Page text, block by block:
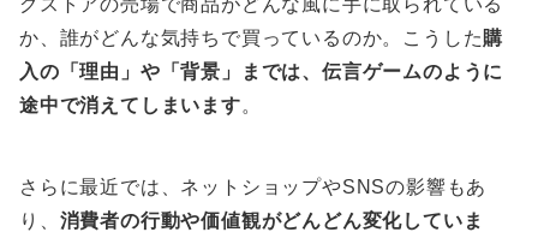
か、誰がどんな気持ちで買っているのか。こうした購
入の「理由」や「背景」までは、伝言ゲームのように
途中で消えてしまいます。
さらに最近では、ネットショップやSNSの影響もあ
り、 消費者の行動や価値観がどんどん変化していま